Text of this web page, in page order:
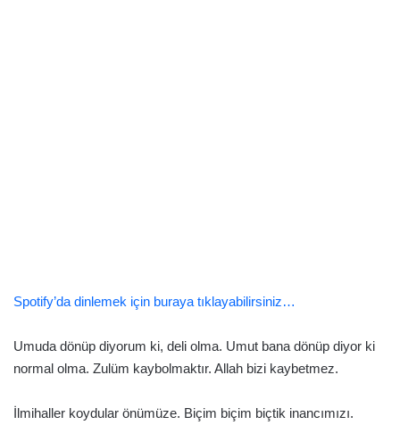
Spotify’da dinlemek için buraya tıklayabilirsiniz…
Umuda dönüp diyorum ki, deli olma. Umut bana dönüp diyor ki
normal olma. Zulüm kaybolmaktır. Allah bizi kaybetmez.
İlmihaller koydular önümüze. Biçim biçim biçtik inancımızı.